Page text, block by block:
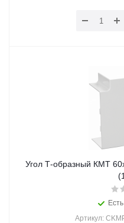
Угол Т-образный КМТ
Артикул: